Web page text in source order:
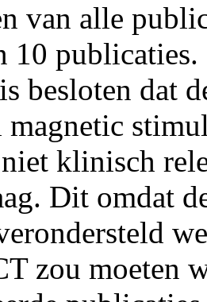
van alle
10 publicaties.
besloten dat
magnetic
klinisch
Dit omdat
zou moeten